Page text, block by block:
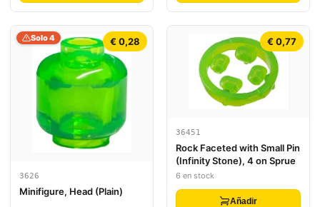
€ 0,28
Solo 4
3626
Minifigure, Head (Plain)
€ 0,77
36451
Rock Faceted with Small Pin
(Infinity Stone), 4 on Sprue
6 en stock
Añadir